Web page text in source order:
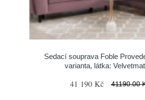
Sedací souprava Foble
varianta, látka:
41 190 Kč 41190.00